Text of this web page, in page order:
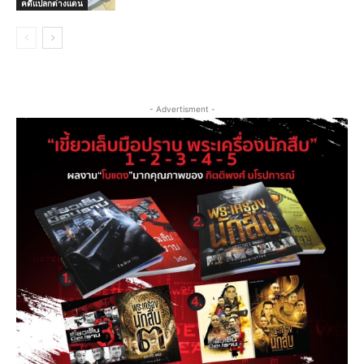
คดีแปลกต่างแดน
- Advertisment -